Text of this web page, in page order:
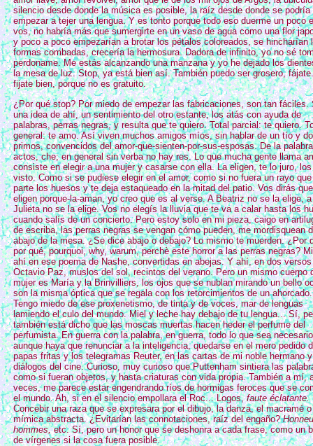
silencio desde donde la música es posible, la raíz desde donde se podría
empezar a tejer una lengua. Y es tonto porque todo eso duerme un poco
vos, no habría más que sumergirte en un vaso de agua como una flor
y poco a poco empezarían a brotar los pétalos coloreados, se hincharían
formas combadas, crecería la hermosura. Dadora de infinito, yo no sé
perdoname. Me estás alcanzando una manzana y yo he dejado los
la mesa de luz. Stop, ya está bien así. También puedo ser grosero,
fijate bien, porque no es gratuito.
¿Por qué stop? Por miedo de empezar las fabricaciones, son tan fáciles.
una idea de ahí, un sentimiento del otro estante, los atás con ayuda de
palabras, perras negras, y resulta que te quiero. Total parcial: te quiero.
general: te amo. Así viven muchos amigos míos, sin hablar de un tío y
primos, convencidos del amor-que-sienten-por-sus-esposas. De la
actos, che; en general sin verba no hay res. Lo que mucha gente llama
consiste en elegir a una mujer y casarse con ella. La eligen, te lo juro,
visto. Como si se pudiese elegir en el amor, como si no fuera un rayo
parte los huesos y te deja estaqueado en la mitad del patio. Vos dirás
eligen porque-la-aman, yo creo que es al verse. A Beatriz no se la elige, a
Julieta no se la elige. Vos no elegís la lluvia que te va a calar hasta los
cuando salís de un concierto. Pero estoy solo en mi pieza, caigo en
de escriba, las perras negras se vengan cómo pueden, me mordisquean
abajo de la mesa. ¿Se dice abajo o debajo? Lo mismo te muerden. ¿Por
por qué, pourquoi, why, warum, perchè este horror a las perras negras?
ahí en ese poema de Nashe, convertidas en abejas. Y ahí, en dos
Octavio Paz, muslos del sol, recintos del verano. Pero un mismo cuerpo
mujer es María y la Brinvilliers, los ojos que se nublan mirando un bello
son la misma óptica que se regala con los retorcimientos de un ahorcado.
Tengo miedo de ese proxenetismo, de tinta y de voces, mar de lenguas
lamiendo el culo del mundo. Miel y leche hay debajo de tu lengua... Sí,
también está dicho que las moscas muertas hacen heder el perfume del
perfumista. En guerra con la palabra, en guerra, todo lo que sea necesario
aunque haya que renunciar a la inteligencia, quedarse en el mero pedido
papas fritas y los telegramas Reuter, en las cartas de mi noble hermano
diálogos del cine. Curioso, muy curioso que Puttenham sintiera las
como si fueran objetos, y hasta criaturas con vida propia. También a mí,
veces, me parece estar engendrando ríos de hormigas feroces que se
el mundo. Ah, si en el silencio empollara el Roc... Logos,faute éclatante.
Concebir una raza que se expresara por el dibujo, la danza, el macramé
mímica abstracta. ¿Evitarían las connotaciones, raíz del engaño?
hommes,etc. Sí, pero un honor que se deshonra a cada frase, como un
de vírgenes si la cosa fuera posible.